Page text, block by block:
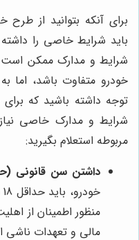
برای آنکه بتوانید از
باید شرایط خاصی را داشته
شرایط و مدارک ممکن است
خودرو متفاوت باشد، اما
توجه داشته باشید که
شرایط و مدارک خاصی
مربوطه استعلام بگیرید:
داشتن سن قانونی (حداقل
منظور اطمینان از
مالی و تعهدات ناشی